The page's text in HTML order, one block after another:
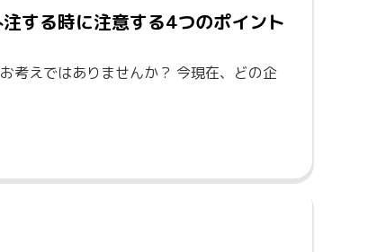
する時に注意する4つのポイント
考えではありませんか？ 今現在、どの企